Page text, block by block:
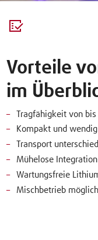
Vorteile
im
Tragfähigkeit von
Kompakt und wendig
Transport
Mühelose
Wartungsfreie
Mischbetrieb möglich